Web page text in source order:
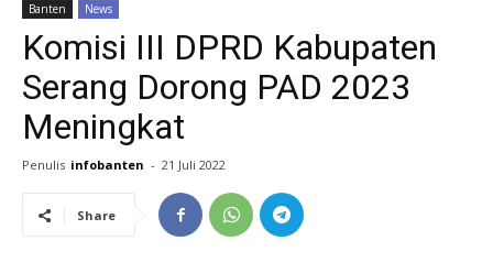
Banten News
Komisi III DPRD Kabupaten
Serang Dorong PAD 2023
Meningkat
Penulis infobanten - 21 Juli 2022
Share